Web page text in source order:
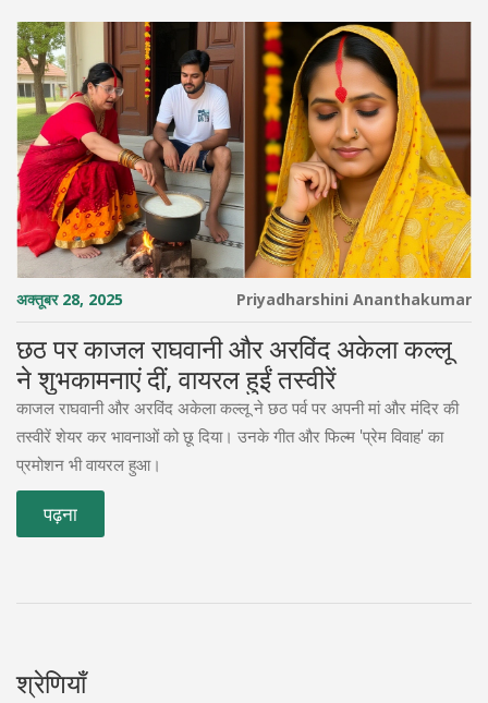
अक्तूबर 28, 2025 Priyadharshini Ananthakumar
छठ पर काजल राघवानी और अरविंद अकेला कल्लू
ने शुभकामनाएं दीं, वायरल हुईं तस्वीरें
काजल राघवानी और अरविंद अकेला कल्लू ने छठ पर्व पर अपनी मां और मंदिर की
तस्वीरें शेयर कर भावनाओं को छू दिया। उनके गीत और फिल्म 'प्रेम विवाह' का
प्रमोशन भी वायरल हुआ।
पढ़ना
श्रेणियाँ